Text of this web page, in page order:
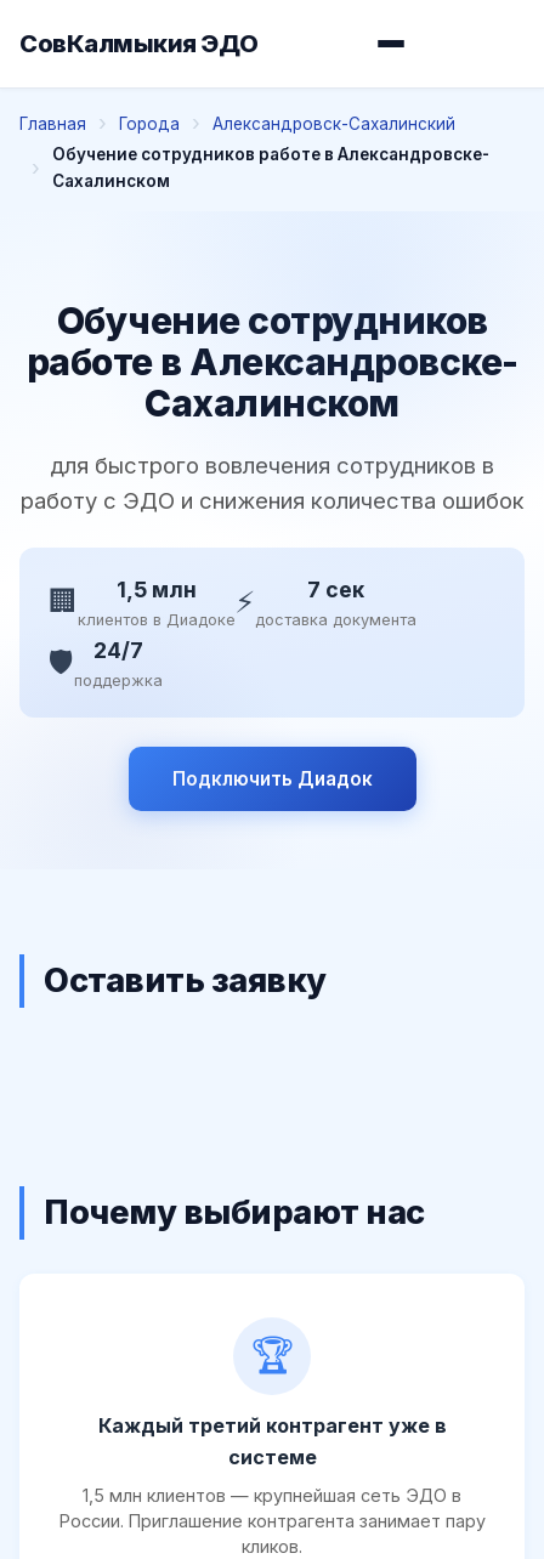
СовКалмыкия ЭДО
Главная Города
Александровск-Сахалинский
Обучение сотрудников работе в Александровске-
Сахалинском
Обучение сотрудников
работе в Александровске-
Сахалинском
для быстрого вовлечения сотрудников в
работу с ЭДО и снижения количества ошибок
🏢 1,5 млн
клиентов в Диадоке⚡ 7 сек
доставка документа
🛡️ 24/7
поддержка
Подключить Диадок
Оставить заявку
Почему выбирают нас
🏆
Каждый третий контрагент уже в
системе
1,5 млн клиентов — крупнейшая сеть ЭДО в
России. Приглашение контрагента занимает пару
кликов.